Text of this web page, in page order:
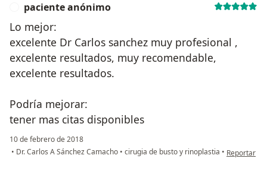
paciente anónimo
Lo mejor:
excelente Dr Carlos sanchez muy profesional ,
excelente resultados, muy recomendable,
excelente resultados.
Podría mejorar:
tener mas citas disponibles
10 de febrero de 2018
• Dr. Carlos A Sánchez Camacho • cirugia de busto y rinoplastia • en opinión
Reportar